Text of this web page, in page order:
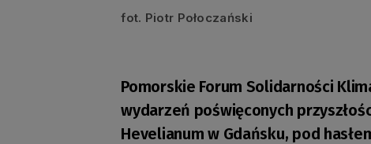
fot. Piotr Połoczański
Pomorskie Forum Solidarności
wydarzeń poświęconych
Hevelianum w Gdańsku, pod